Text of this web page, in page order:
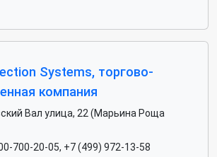
Systems, торгово-
компания
Вал улица, 22 (Марьина Роща
700-20-05, +7 (499) 972-13-58